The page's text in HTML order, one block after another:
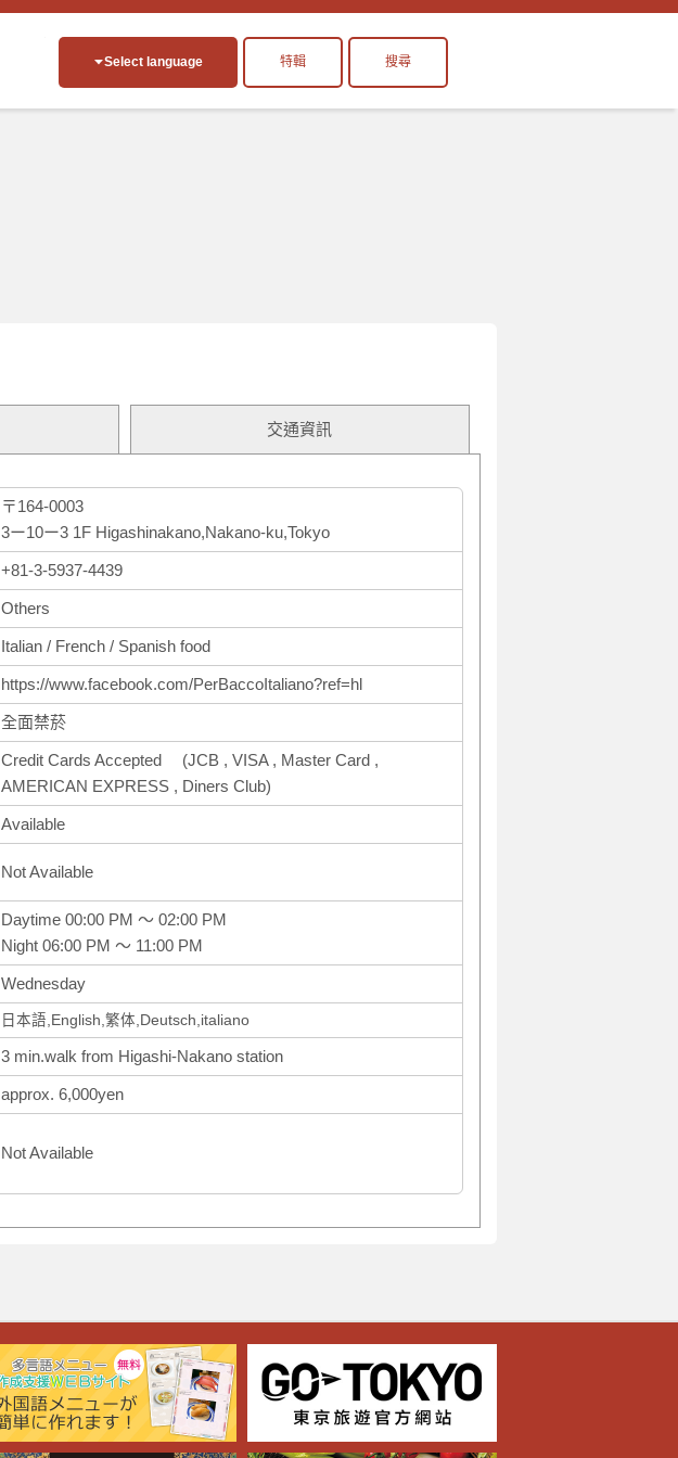
Select language 特輯 搜尋
交通資訊
〒164-0003
3ー10ー3 1F Higashinakano,Nakano-ku,Tokyo
+81-3-5937-4439
Others
Italian / French / Spanish food
https://www.facebook.com/PerBaccoItaliano?ref=hl
全面禁菸
Credit Cards Accepted (JCB , VISA , Master Card ,
AMERICAN EXPRESS , Diners Club)
Available
Not Available
Daytime 00:00 PM ～ 02:00 PM
Night 06:00 PM ～ 11:00 PM
Wednesday
日本語,English,繁体,Deutsch,italiano
3 min.walk from Higashi-Nakano station
approx. 6,000yen
Not Available